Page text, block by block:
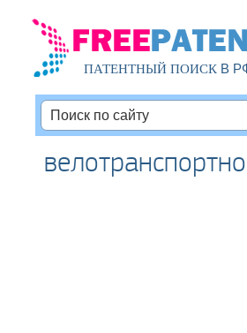
ПАТЕНТНЫЙ ПОИСКВ